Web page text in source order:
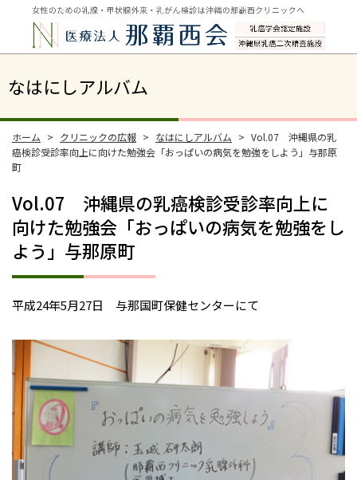
なはにしアルバム
ホーム クリニックの広報 なはにしアルバム
Vol.07 沖縄県の乳
癌検診受診率向上に向けた勉強会「おっぱいの病気を勉強をしよう」与那原
町
Vol.07 沖縄県の乳癌検診受診率向上に
向けた勉強会「おっぱいの病気を勉強をし
よう」与那原町
平成24年5月27日 与那国町保健センターにて